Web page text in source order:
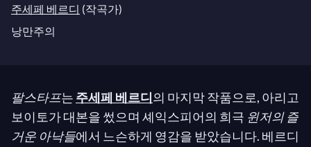
주세페 베르디 (작곡가)
낭만주의
팔스타프는 주세페 베르디의 마지막 작품으로, 아리고
보이토가 대본을 썼으며 셰익스피어의 희극 윈저의 즐
거운 아낙들에서 느슨하게 영감을 받았습니다. 베르디